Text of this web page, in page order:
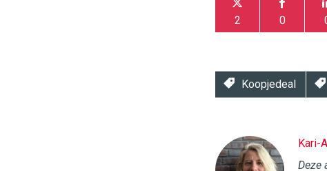
2 0
Koopjedeal
Kari-
Deze
Twinkle
|